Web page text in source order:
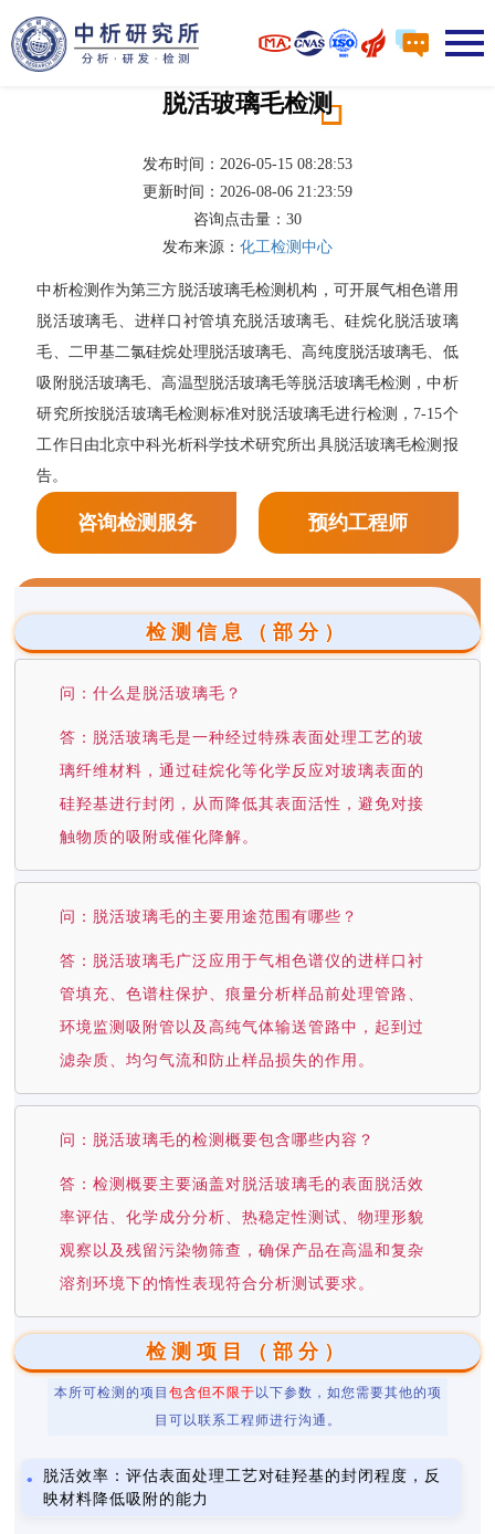
脱活玻璃毛检测
发布时间：2026-05-15 08:28:53
更新时间：2026-08-06 21:23:59
咨询点击量： 30
发布来源： 化工检测中心
中析检测作为第三方脱活玻璃毛检测机构，可开展气相色谱用
脱活玻璃毛、进样口衬管填充脱活玻璃毛、硅烷化脱活玻璃
毛、二甲基二氯硅烷处理脱活玻璃毛、高纯度脱活玻璃毛、低
吸附脱活玻璃毛、高温型脱活玻璃毛等脱活玻璃毛检测，中析
研究所按脱活玻璃毛检测标准对脱活玻璃毛进行检测，7-15个
工作日由北京中科光析科学技术研究所出具脱活玻璃毛检测报
告。
咨询检测服务 预约工程师
检测信息（部分）
问：什么是脱活玻璃毛？
答：脱活玻璃毛是一种经过特殊表面处理工艺的玻
璃纤维材料，通过硅烷化等化学反应对玻璃表面的
硅羟基进行封闭，从而降低其表面活性，避免对接
触物质的吸附或催化降解。
问：脱活玻璃毛的主要用途范围有哪些？
答：脱活玻璃毛广泛应用于气相色谱仪的进样口衬
管填充、色谱柱保护、痕量分析样品前处理管路、
环境监测吸附管以及高纯气体输送管路中，起到过
滤杂质、均匀气流和防止样品损失的作用。
问：脱活玻璃毛的检测概要包含哪些内容？
答：检测概要主要涵盖对脱活玻璃毛的表面脱活效
率评估、化学成分分析、热稳定性测试、物理形貌
观察以及残留污染物筛查，确保产品在高温和复杂
溶剂环境下的惰性表现符合分析测试要求。
检测项目（部分）
本所可检测的项目 包含但不限于 以下参数，如您需要其他的项
目可以联系工程师进行沟通。
脱活效率：评估表面处理工艺对硅羟基的封闭程度，反
映材料降低吸附的能力